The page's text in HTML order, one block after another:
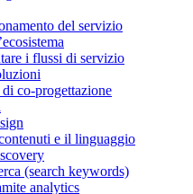
del servizio
i flussi di servizio
co-progettazione
e il linguaggio
(search keywords)
analytics